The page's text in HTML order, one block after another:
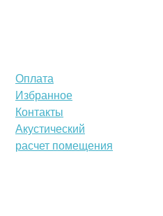
Оплата
Избранное
Контакты
Акустический
расчет помещения